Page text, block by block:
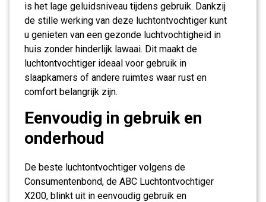
is het lage geluidsniveau tijdens gebruik. Dankzij
de stille werking van deze luchtontvochtiger kunt
u genieten van een gezonde luchtvochtigheid in
huis zonder hinderlijk lawaai. Dit maakt de
luchtontvochtiger ideaal voor gebruik in
slaapkamers of andere ruimtes waar rust en
comfort belangrijk zijn.
Eenvoudig in gebruik en
onderhoud
De beste luchtontvochtiger volgens de
Consumentenbond, de ABC Luchtontvochtiger
X200, blinkt uit in eenvoudig gebruik en